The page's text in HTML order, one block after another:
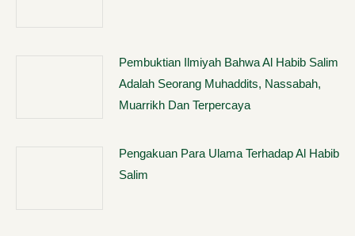
Pembuktian Ilmiyah Bahwa Al Habib Salim
Adalah Seorang Muhaddits, Nassabah,
Muarrikh Dan Terpercaya
Pengakuan Para Ulama Terhadap Al Habib
Salim